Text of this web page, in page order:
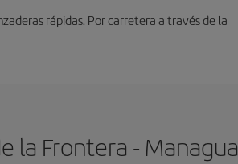
rápidas. Por carretera a través de la
la Frontera - Managua